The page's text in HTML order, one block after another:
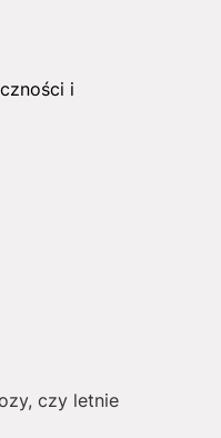
i
czy letnie